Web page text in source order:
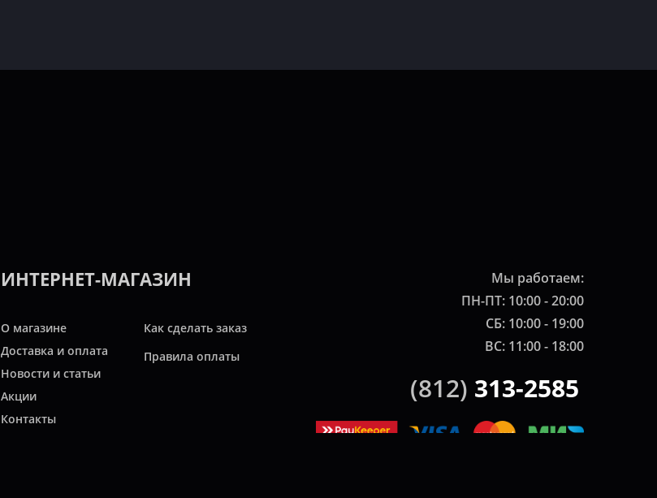
ИНТЕРНЕТ-МАГАЗИН
О магазине
Доставка и оплата
Новости и статьи
Акции
Контакты
Как сделать заказ
Правила оплаты
Мы работаем:
ПН-ПТ: 10:00 - 20:00
СБ: 10:00 - 19:00
ВС: 11:00 - 18:00
(812) 313-2585